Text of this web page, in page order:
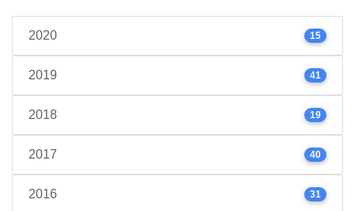
2020 15
2019 41
2018 19
2017 40
2016 31